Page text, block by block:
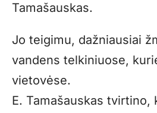
Tamašauskas.
Jo teigimu, dažniausiai
vandens telkiniuose,
vietovėse.
E. Tamašauskas tvirtino,